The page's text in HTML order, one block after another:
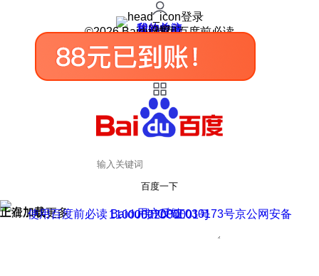
登录
我的关注
我的收藏
皮肤中心
用户反馈
设置
©2026 Baidu 使用百度前必读
百度一下
正在加载
上滑加载更多 用户反馈
使用百度前必读 Baidu 京ICP证030173号
京公网安备11000002000001号